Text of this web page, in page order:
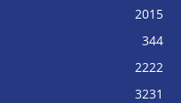
2015
344
2222
3231